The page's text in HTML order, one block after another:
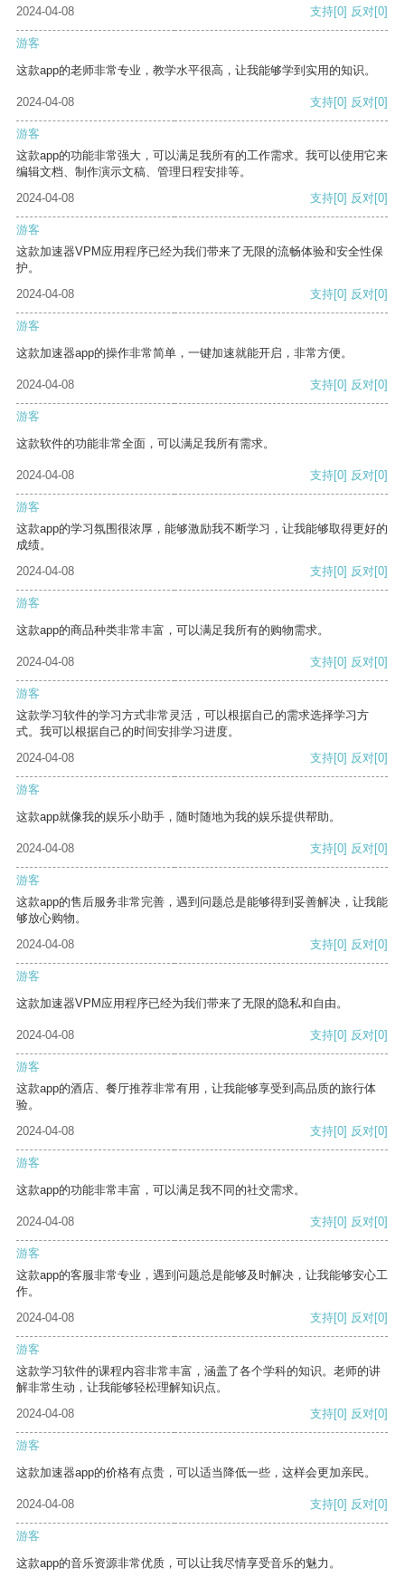
2024-04-08 支持[0] 反对[0]
游客
这款app的老师非常专业，教学水平很高，让我能够学到实用的知识。
2024-04-08 支持[0] 反对[0]
游客
这款app的功能非常强大，可以满足我所有的工作需求。我可以使用它来
编辑文档、制作演示文稿、管理日程安排等。
2024-04-08
支持[0] 反对[0]
游客
这款加速器VPM应用程序已经为我们带来了无限的流畅体验和安全性保
护。
2024-04-08
支持[0] 反对[0]
游客
这款加速器app的操作非常简单，一键加速就能开启，非常方便。
2024-04-08 支持[0] 反对[0]
游客
这款软件的功能非常全面，可以满足我所有需求。
2024-04-08 支持[0] 反对[0]
游客
这款app的学习氛围很浓厚，能够激励我不断学习，让我能够取得更好的
成绩。
2024-04-08
支持[0] 反对[0]
游客
这款app的商品种类非常丰富，可以满足我所有的购物需求。
2024-04-08 支持[0] 反对[0]
游客
这款学习软件的学习方式非常灵活，可以根据自己的需求选择学习方
式。我可以根据自己的时间安排学习进度。
2024-04-08
支持[0] 反对[0]
游客
这款app就像我的娱乐小助手，随时随地为我的娱乐提供帮助。
2024-04-08 支持[0] 反对[0]
游客
这款app的售后服务非常完善，遇到问题总是能够得到妥善解决，让我能
够放心购物。
2024-04-08
支持[0] 反对[0]
游客
这款加速器VPM应用程序已经为我们带来了无限的隐私和自由。
2024-04-08 支持[0] 反对[0]
游客
这款app的酒店、餐厅推荐非常有用，让我能够享受到高品质的旅行体
验。
2024-04-08
支持[0] 反对[0]
游客
这款app的功能非常丰富，可以满足我不同的社交需求。
2024-04-08 支持[0] 反对[0]
游客
这款app的客服非常专业，遇到问题总是能够及时解决，让我能够安心工
作。
2024-04-08
支持[0] 反对[0]
游客
这款学习软件的课程内容非常丰富，涵盖了各个学科的知识。老师的讲
解非常生动，让我能够轻松理解知识点。
2024-04-08
支持[0] 反对[0]
游客
这款加速器app的价格有点贵，可以适当降低一些，这样会更加亲民。
2024-04-08 支持[0] 反对[0]
游客
这款app的音乐资源非常优质，可以让我尽情享受音乐的魅力。